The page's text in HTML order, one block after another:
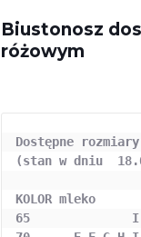
Biustonosz
różowym
Dostępne rozmiary
(stan w dniu
KOLOR mleko
65              I